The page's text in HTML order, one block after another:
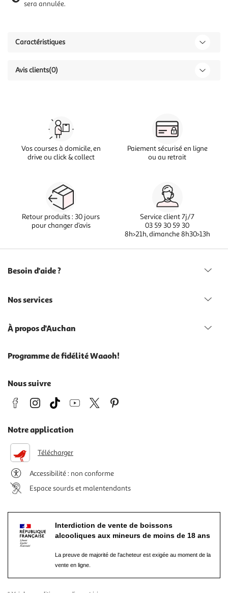
sera annulée.
Caractéristiques
Avis clients(0)
Vos courses à domicile, en
drive ou click & collect
Paiement sécurisé en ligne
ou au retrait
Retour produits : 30 jours
pour changer d’avis
Service client 7j/7
03 59 30 59 30
8h>21h, dimanche 8h30>13h
Besoin d'aide ?
Nos services
À propos d'Auchan
Programme de fidélité Waaoh!
Nous suivre
Notre application
Télécharger
Accessibilité : non conforme
Espace sourds et malentendants
Interdiction de vente de boissons
alcooliques aux mineurs de moins de 18 ans
La preuve de majorité de l'acheteur est exigée au moment de la
vente en ligne.